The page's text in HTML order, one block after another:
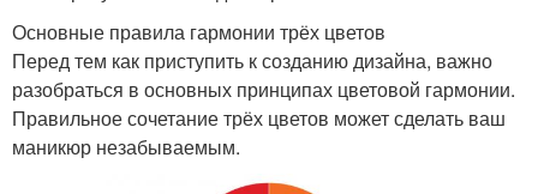
Основные правила гармонии трёх цветов
Перед тем как приступить к созданию дизайна, важно
разобраться в основных принципах цветовой гармонии.
Правильное сочетание трёх цветов может сделать ваш
маникюр незабываемым.